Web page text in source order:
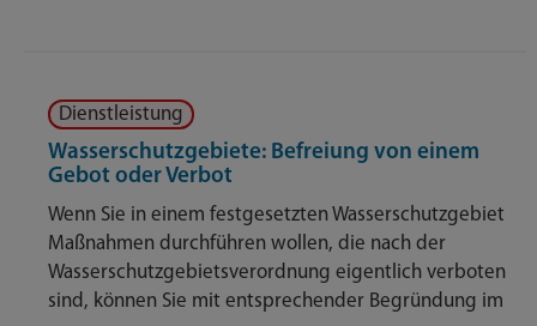
Dienstleistung
Wasserschutzgebiete: Befreiung von einem
Gebot oder Verbot
Wenn Sie in einem festgesetzten Wasserschutzgebiet
Maßnahmen durchführen wollen, die nach der
Wasserschutzgebietsverordnung eigentlich verboten
sind, können Sie mit entsprechender Begründung im